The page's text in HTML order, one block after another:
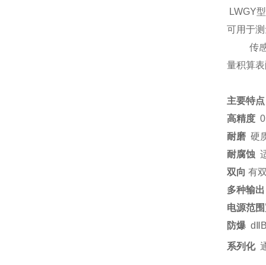
LWGY
可用于
传
量积算
主要特点
高精度
耐磨 硬
耐腐蚀
双向 有
多种输出
电源范
防爆 d
系列化